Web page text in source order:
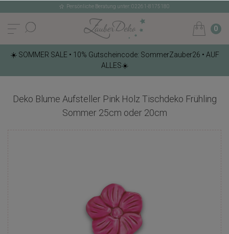
Persönliche Beratung unter: 02261-8175180
0
☀️ SOMMER SALE • 10% Gutscheincode: SommerZauber26 • AUF
ALLES☀️
Deko Blume Aufsteller Pink Holz Tischdeko Frühling
Sommer 25cm oder 20cm